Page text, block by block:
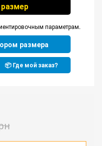
параметрам.
размера
📦 Где мой заказ?